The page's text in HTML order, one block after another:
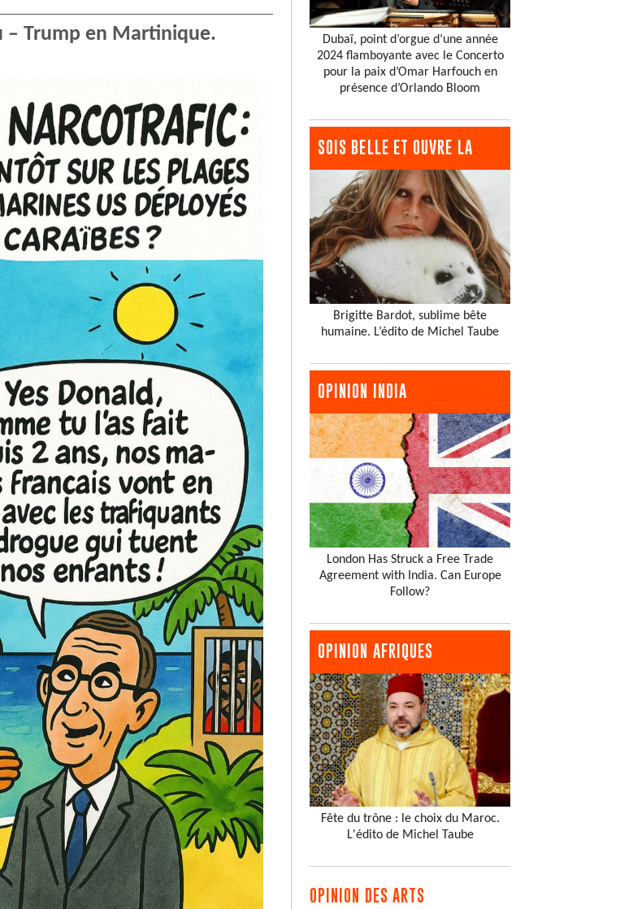
– Trump en Martinique.
Dubaï, point d’orgue d’une année
2024 flamboyante avec le Concerto
pour la paix d’Omar Harfouch en
présence d’Orlando Bloom
SOIS BELLE ET OUVRE LA
Brigitte Bardot, sublime bête
humaine. L’édito de Michel Taube
OPINION INDIA
London Has Struck a Free Trade
Agreement with India. Can Europe
Follow?
OPINION AFRIQUES
Fête du trône : le choix du Maroc.
L'édito de Michel Taube
OPINION DES ARTS